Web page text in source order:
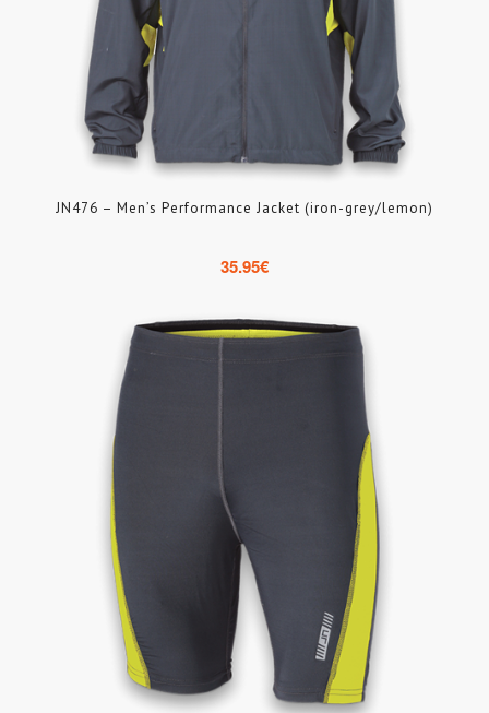
JN476 – Men’s Performance Jacket (iron-grey/lemon)
35.95€